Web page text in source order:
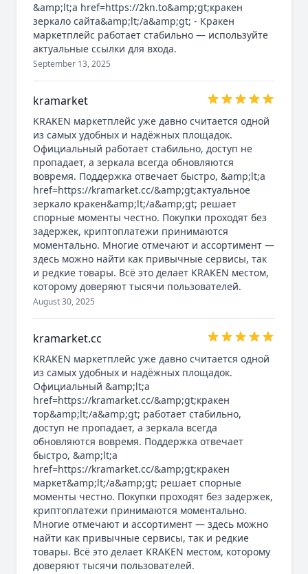
&amp;lt;a href=https://2kn.to&amp;gt;кракен
зеркало сайта&amp;lt;/a&amp;gt; - Кракен
маркетплейс работает стабильно — используйте
актуальные ссылки для входа.
September 13, 2025
kramarket
KRAKEN маркетплейс уже давно считается одной
из самых удобных и надёжных площадок.
Официальный работает стабильно, доступ не
пропадает, а зеркала всегда обновляются
вовремя. Поддержка отвечает быстро, &amp;lt;a
href=https://kramarket.cc/&amp;gt;актуальное
зеркало кракен&amp;lt;/a&amp;gt; решает
спорные моменты честно. Покупки проходят без
задержек, криптоплатежи принимаются
моментально. Многие отмечают и ассортимент —
здесь можно найти как привычные сервисы, так
и редкие товары. Всё это делает KRAKEN местом,
которому доверяют тысячи пользователей.
August 30, 2025
kramarket.cc
KRAKEN маркетплейс уже давно считается одной
из самых удобных и надёжных площадок.
Официальный &amp;lt;a
href=https://kramarket.cc/&amp;gt;кракен
тор&amp;lt;/a&amp;gt; работает стабильно,
доступ не пропадает, а зеркала всегда
обновляются вовремя. Поддержка отвечает
быстро, &amp;lt;a
href=https://kramarket.cc/&amp;gt;кракен
маркет&amp;lt;/a&amp;gt; решает спорные
моменты честно. Покупки проходят без задержек,
криптоплатежи принимаются моментально.
Многие отмечают и ассортимент — здесь можно
найти как привычные сервисы, так и редкие
товары. Всё это делает KRAKEN местом, которому
доверяют тысячи пользователей.